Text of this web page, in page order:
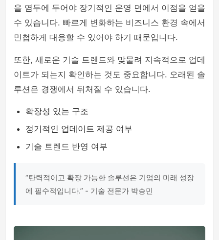
을 염두에 두어야 장기적인 운영 면에서 이점을 얻을
수 있습니다. 빠르게 변화하는 비즈니스 환경 속에서
민첩하게 대응할 수 있어야 하기 때문입니다.
또한, 새로운 기술 트렌드와 맞물려 지속적으로 업데
이트가 되는지 확인하는 것도 중요합니다. 오래된 솔
루션은 경쟁에서 뒤처질 수 있습니다.
확장성 있는 구조
정기적인 업데이트 제공 여부
기술 트렌드 반영 여부
“탄력적이고 확장 가능한 솔루션은 기업의 미래 성장
에 필수적입니다.” - 기술 전문가 박승민